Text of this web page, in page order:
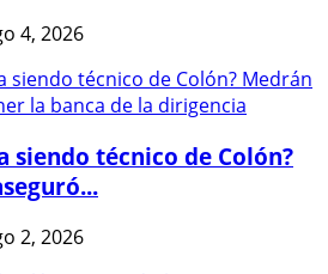
4, 2026
siendo técnico de Colón?
2, 2026